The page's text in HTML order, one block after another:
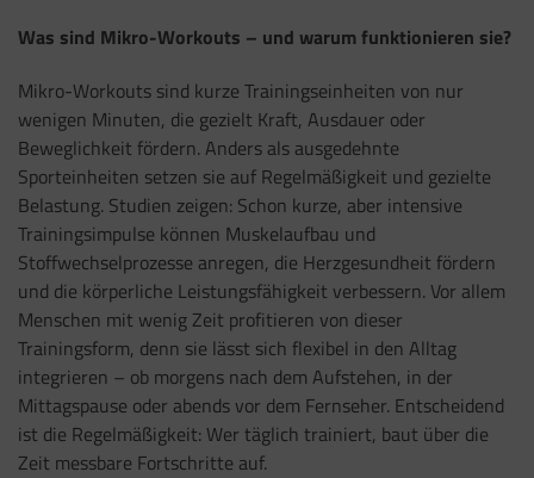
Was sind Mikro-Workouts – und warum funktionieren sie?
Mikro-Workouts sind kurze Trainingseinheiten von nur
wenigen Minuten, die gezielt Kraft, Ausdauer oder
Beweglichkeit fördern. Anders als ausgedehnte
Sporteinheiten setzen sie auf Regelmäßigkeit und gezielte
Belastung. Studien zeigen: Schon kurze, aber intensive
Trainingsimpulse können Muskelaufbau und
Stoffwechselprozesse anregen, die Herzgesundheit fördern
und die körperliche Leistungsfähigkeit verbessern. Vor allem
Menschen mit wenig Zeit profitieren von dieser
Trainingsform, denn sie lässt sich flexibel in den Alltag
integrieren – ob morgens nach dem Aufstehen, in der
Mittagspause oder abends vor dem Fernseher. Entscheidend
ist die Regelmäßigkeit: Wer täglich trainiert, baut über die
Zeit messbare Fortschritte auf.